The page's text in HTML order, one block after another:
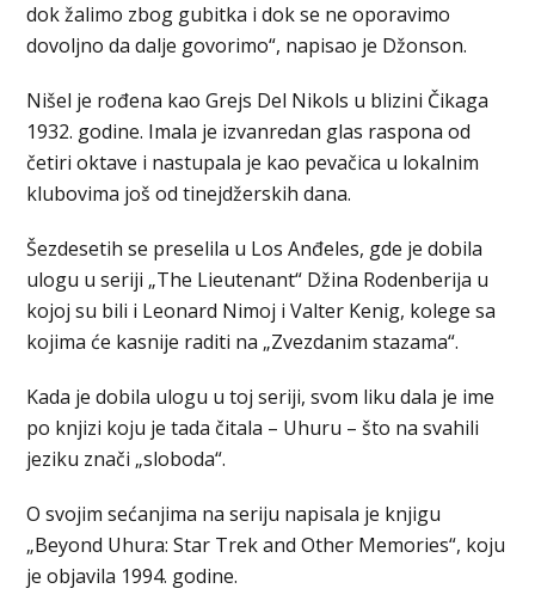
dok žalimo zbog gubitka i dok se ne oporavimo
dovoljno da dalje govorimo“, napisao je Džonson.
Nišel je rođena kao Grejs Del Nikols u blizini Čikaga
1932. godine. Imala je izvanredan glas raspona od
četiri oktave i nastupala je kao pevačica u lokalnim
klubovima još od tinejdžerskih dana.
Šezdesetih se preselila u Los Anđeles, gde je dobila
ulogu u seriji „The Lieutenant“ Džina Rodenberija u
kojoj su bili i Leonard Nimoj i Valter Kenig, kolege sa
kojima će kasnije raditi na „Zvezdanim stazama“.
Kada je dobila ulogu u toj seriji, svom liku dala je ime
po knjizi koju je tada čitala – Uhuru – što na svahili
jeziku znači „sloboda“.
O svojim sećanjima na seriju napisala je knjigu
„Beyond Uhura: Star Trek and Other Memories“, koju
je objavila 1994. godine.